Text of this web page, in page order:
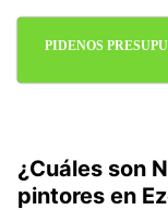
PIDENOS
¿Cuáles son
pintores en